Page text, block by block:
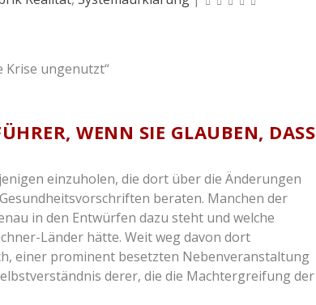
WENN SIE GLAUBEN, DASS
einzuholen, die dort über die Änderungen
beraten. Manchen der
in den Entwürfen dazu steht und welche
Länder hätte. Weit weg davon dort
einer prominent besetzten Nebenveranstaltung
derer, die die Machtergreifung der